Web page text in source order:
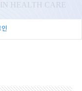
HEALTH CARE
인